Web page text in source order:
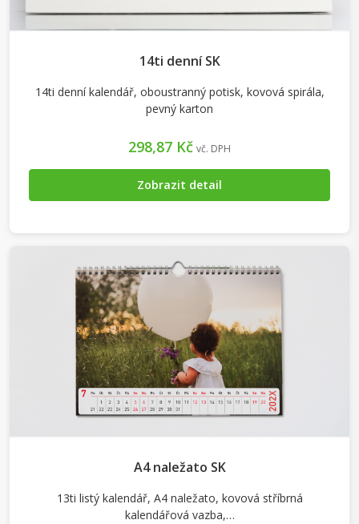
14ti denní SK
14ti denní kalendář, oboustranný potisk, kovová spirála,
pevný karton
298,87 Kč vč. DPH
Zobrazit detail
A4 naležato SK
13ti listý kalendář, A4 naležato, kovová stříbrná
kalendářová vazba,…